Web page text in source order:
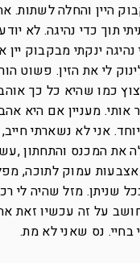
היין והחלה לשתות.
תוך כדי נהיגה. לא
ינקתי מבקבוק יין
לי את הזין. פשוט
כמו שהיא כל כך
אותי. מעניין אם היא
אני לא נשארתי
את המכנס והתחתון
אצבעות עמוק לתוכה,
שניתן. מזל שהיה לי
על זה עכשיו זאת
נס שאני לא מת.